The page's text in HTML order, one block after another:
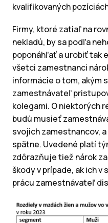
kvalifikovaných
Firmy, ktoré zatiaľ na
nekladú, by sa podľa
poponáhľať a urobiť tak
všetci zamestnanci
informácie o tom, akým
zamestnávateľ
kolegami. O niektorých
budú musieť
svojich zamestnancov,
spätne. Uvedené platí
zdôrazňuje tiež nárok
škody v prípade, ak ich
prácu zamestnávateľ